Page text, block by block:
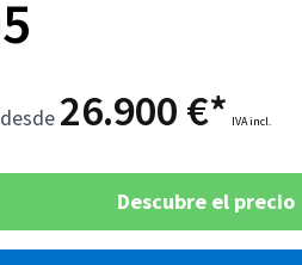
26.900 €* IVA incl.
Descubre el precio